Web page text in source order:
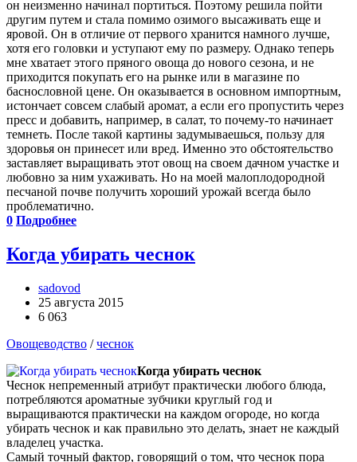
он неизменно начинал портиться. Поэтому решила пойти
другим путем и стала помимо озимого высаживать еще и
яровой. Он в отличие от первого хранится намного лучше,
хотя его головки и уступают ему по размеру. Однако теперь
мне хватает этого пряного овоща до нового сезона, и не
приходится покупать его на рынке или в магазине по
баснословной цене. Он оказывается в основном импортным,
истончает совсем слабый аромат, а если его пропустить через
пресс и добавить, например, в салат, то почему-то начинает
темнеть. После такой картины задумываешься, пользу для
здоровья он принесет или вред. Именно это обстоятельство
заставляет выращивать этот овощ на своем дачном участке и
любовно за ним ухаживать. Но на моей малоплодородной
песчаной почве получить хороший урожай всегда было
проблематично.
0 Подробнее
Когда убирать чеснок
sadovod
25 августа 2015
6 063
Овощеводство /чеснок
Когда убирать чеснок
Чеснок непременный атрибут практически любого блюда,
потребляются ароматные зубчики круглый год и
выращиваются практически на каждом огороде, но когда
убирать чеснок и как правильно это делать, знает не каждый
владелец участка.
Самый точный фактор, говорящий о том, что чеснок пора